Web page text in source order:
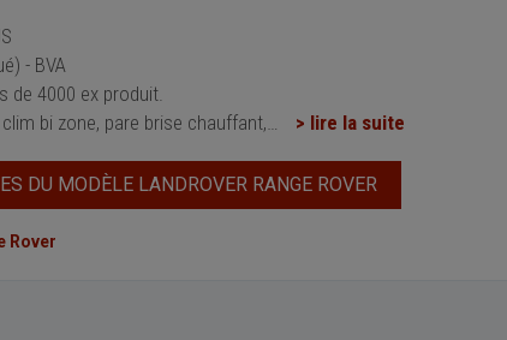
- BVA
de 4000 ex produit.
bi zone, pare brise chauffant,
> lire la suite
DU MODÈLE LANDROVER RANGE ROVER
Rover